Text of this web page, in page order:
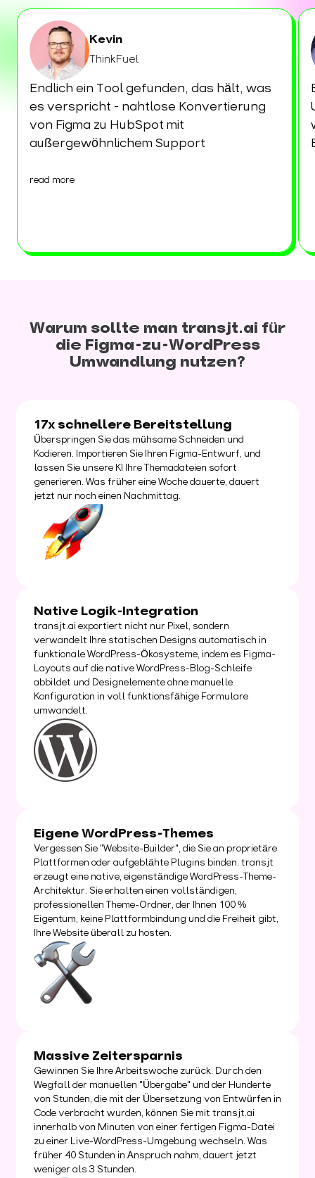
Kevin
ThinkFuel
Endlich ein Tool gefunden, das hält, was
es verspricht - nahtlose Konvertierung
von Figma zu HubSpot mit
außergewöhnlichem Support
read more
Warum sollte man transjt.ai für
die Figma-zu-WordPress
Umwandlung nutzen?
17x schnellere Bereitstellung
Überspringen Sie das mühsame Schneiden und
Kodieren. Importieren Sie Ihren Figma-Entwurf, und
lassen Sie unsere KI Ihre Themadateien sofort
generieren. Was früher eine Woche dauerte, dauert
jetzt nur noch einen Nachmittag.
Native Logik-Integration
transjt.ai exportiert nicht nur Pixel, sondern
verwandelt Ihre statischen Designs automatisch in
funktionale WordPress-Ökosysteme, indem es Figma-
Layouts auf die native WordPress-Blog-Schleife
abbildet und Designelemente ohne manuelle
Konfiguration in voll funktionsfähige Formulare
umwandelt.
Eigene WordPress-Themes
Vergessen Sie "Website-Builder", die Sie an proprietäre
Plattformen oder aufgeblähte Plugins binden. transjt
erzeugt eine native, eigenständige WordPress-Theme-
Architektur. Sie erhalten einen vollständigen,
professionellen Theme-Ordner, der Ihnen 100 %
Eigentum, keine Plattformbindung und die Freiheit gibt,
Ihre Website überall zu hosten.
Massive Zeitersparnis
Gewinnen Sie Ihre Arbeitswoche zurück. Durch den
Wegfall der manuellen "Übergabe" und der Hunderte
von Stunden, die mit der Übersetzung von Entwürfen in
Code verbracht wurden, können Sie mit transjt.ai
innerhalb von Minuten von einer fertigen Figma-Datei
zu einer Live-WordPress-Umgebung wechseln. Was
früher 40 Stunden in Anspruch nahm, dauert jetzt
weniger als 3 Stunden.